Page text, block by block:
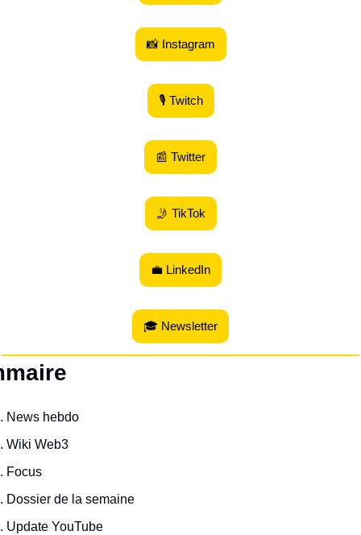
📸 Instagram
🎙 Twitch
📰 Twitter
🤳 TikTok
💼 LinkedIn
🎓 Newsletter
News hebdo
Wiki Web3
Focus
Dossier de la semaine
Update YouTube